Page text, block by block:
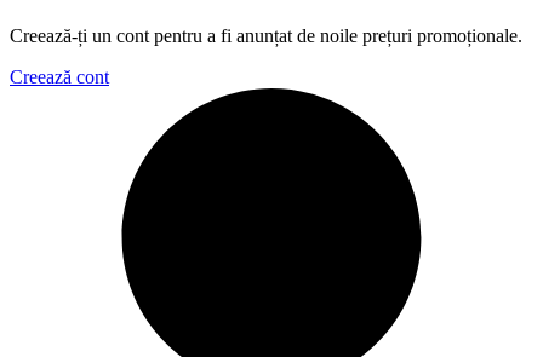
Creează-ți un cont pentru a fi anunțat de noile prețuri promoționale.
Creează cont